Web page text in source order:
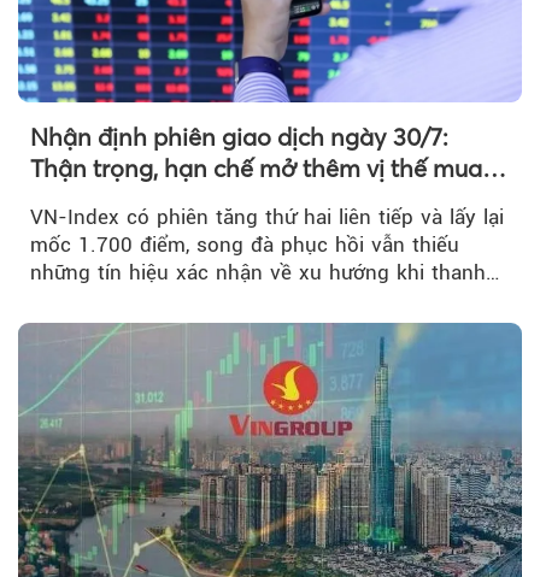
Nhận định phiên giao dịch ngày 30/7:
Thận trọng, hạn chế mở thêm vị thế mua
VN-Index có phiên tăng thứ hai liên tiếp và lấy lại
mốc 1.700 điểm, song đà phục hồi vẫn thiếu
những tín hiệu xác nhận về xu hướng khi thanh